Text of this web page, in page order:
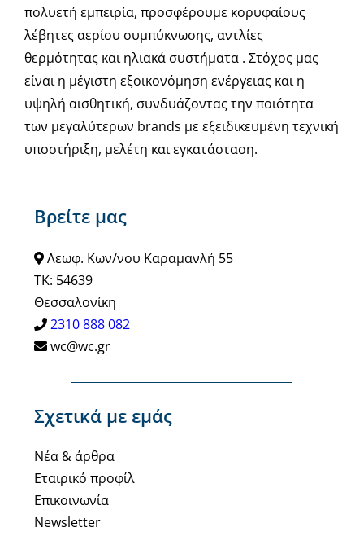
Βρείτε μας
Λεωφ. Κων/νου Καραμανλή 55
ΤΚ: 54639
Θεσσαλονίκη
2310 888 082
wc@wc.gr
Σχετικά με εμάς
Νέα & άρθρα
Εταιρικό προφίλ
Επικοινωνία
Newsletter
πολυετή εμπειρία, προσφέρουμε κορυφαίους
λέβητες αερίου συμπύκνωσης, αντλίες
θερμότητας και ηλιακά συστήματα . Στόχος μας
είναι η μέγιστη εξοικονόμηση ενέργειας και η
υψηλή αισθητική, συνδυάζοντας την ποιότητα
των μεγαλύτερων brands με εξειδικευμένη τεχνική
υποστήριξη, μελέτη και εγκατάσταση.